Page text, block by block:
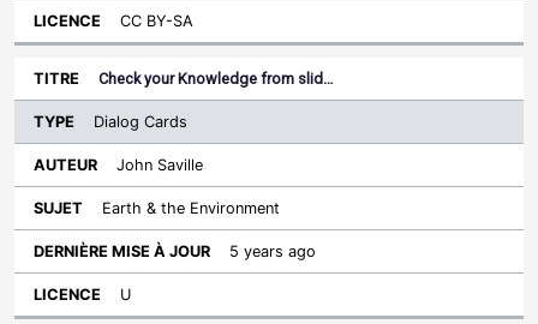
CC BY-SA
Check your Knowledge from slid…
Dialog Cards
John Saville
Earth & the Environment
5 years ago
U